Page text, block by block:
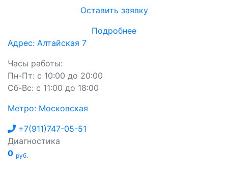
Оставить заявку
Подробнее
Адрес: Алтайская 7
Часы работы:
Пн-Пт: с 10:00 до 20:00
Сб-Вс: с 11:00 до 18:00
Метро: Московская
+7(911)747-05-51
Диагностика
0 руб.